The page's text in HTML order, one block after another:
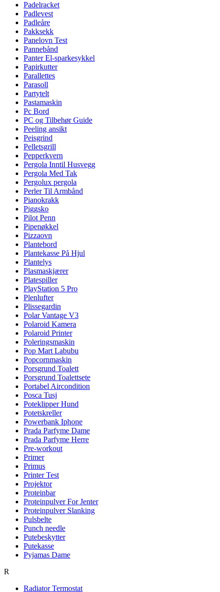
Padelracket
Padlevest
Padleåre
Pakksekk
Panelovn Test
Pannebånd
Panter El-sparkesykkel
Papirkutter
Parallettes
Parasoll
Partytelt
Pastamaskin
Pc Bord
PC og Tilbehør Guide
Peeling ansikt
Peisgrind
Pelletsgrill
Pepperkvern
Pergola Inntil Husvegg
Pergola Med Tak
Pergolux pergola
Perler Til Armbånd
Pianokrakk
Piggsko
Pilot Penn
Pipenøkkel
Pizzaovn
Plantebord
Plantekasse På Hjul
Plantelys
Plasmaskjærer
Platespiller
PlayStation 5 Pro
Plenlufter
Plissegardin
Polar Vantage V3
Polaroid Kamera
Polaroid Printer
Poleringsmaskin
Pop Mart Labubu
Popcornmaskin
Porsgrund Toalett
Porsgrund Toalettsete
Portabel Aircondition
Posca Tusj
Poteklipper Hund
Potetskreller
Powerbank Iphone
Prada Parfyme Dame
Prada Parfyme Herre
Pre-workout
Primer
Primus
Printer Test
Projektor
Proteinbar
Proteinpulver For Jenter
Proteinpulver Slanking
Pulsbelte
Punch needle
Putebeskytter
Putekasse
Pyjamas Dame
R
Radiator Termostat